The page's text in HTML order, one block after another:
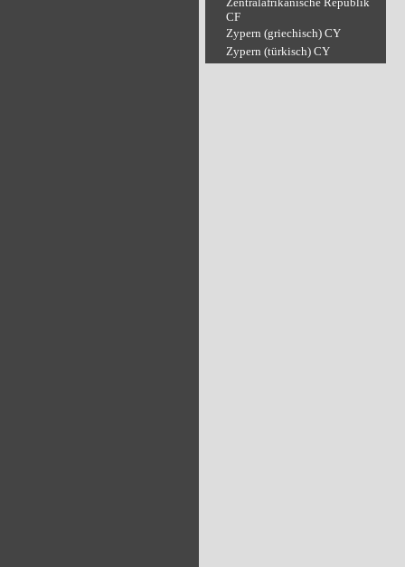
CF
Zypern (griechisch) CY
Zypern (türkisch) CY